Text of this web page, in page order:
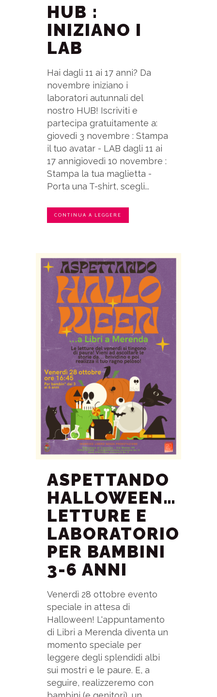
HUB :
INIZIANO I
LAB
Hai dagli 11 ai 17 anni? Da
novembre iniziano i
laboratori autunnali del
nostro HUB! Iscriviti e
partecipa gratuitamente a:
giovedì 3 novembre : Stampa
il tuo avatar - LAB dagli 11 ai
17 annigiovedì 10 novembre :
Stampa la tua maglietta -
Porta una T-shirt, scegli...
CONTINUA A LEGGERE
ASPETTANDO
HALLOWEEN…
LETTURE E
LABORATORIO
PER BAMBINI
3-6 ANNI
Venerdì 28 ottobre evento
speciale in attesa di
Halloween! L'appuntamento
di Libri a Merenda diventa un
momento speciale per
leggere degli splendidi albi
sui mostri e le paure. E, a
seguire, realizzeremo con